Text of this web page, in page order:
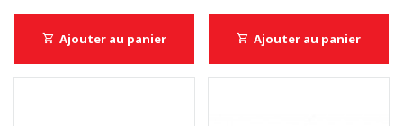
Ajouter au panier Ajouter au panier